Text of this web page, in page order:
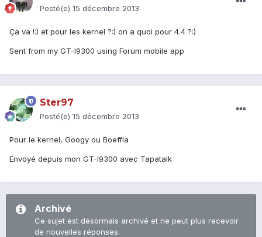
Posté(e) 15 décembre 2013
Ça va !:) et pour les kernel ?:) on a quoi pour 4.4 ?:)
Sent from my GT-I9300 using Forum mobile app
Ster97
Posté(e) 15 décembre 2013
Pour le kernel, Googy ou Boeffla
Envoyé depuis mon GT-I9300 avec Tapatalk
Archivé
Ce sujet est désormais archivé et ne peut plus recevoir
de nouvelles réponses.